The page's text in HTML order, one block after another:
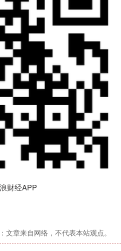
财经APP
文章来自网络，不代表本站观点。